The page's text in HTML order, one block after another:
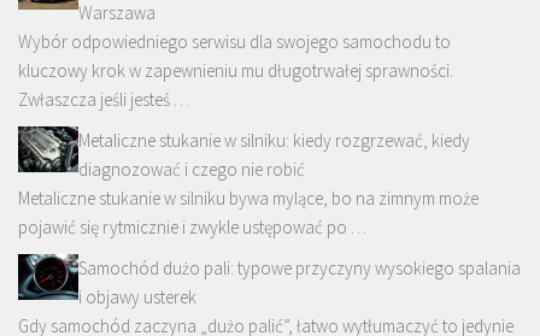
Warszawa
Wybór odpowiedniego serwisu dla swojego samochodu to
kluczowy krok w zapewnieniu mu długotrwałej sprawności.
Zwłaszcza jeśli jesteś …
Metaliczne stukanie w silniku: kiedy rozgrzewać, kiedy
diagnozować i czego nie robić
Metaliczne stukanie w silniku bywa mylące, bo na zimnym może
pojawić się rytmicznie i zwykle ustępować po …
Samochód dużo pali: typowe przyczyny wysokiego spalania
i objawy usterek
Gdy samochód zaczyna „dużo palić”, łatwo wytłumaczyć to jedynie